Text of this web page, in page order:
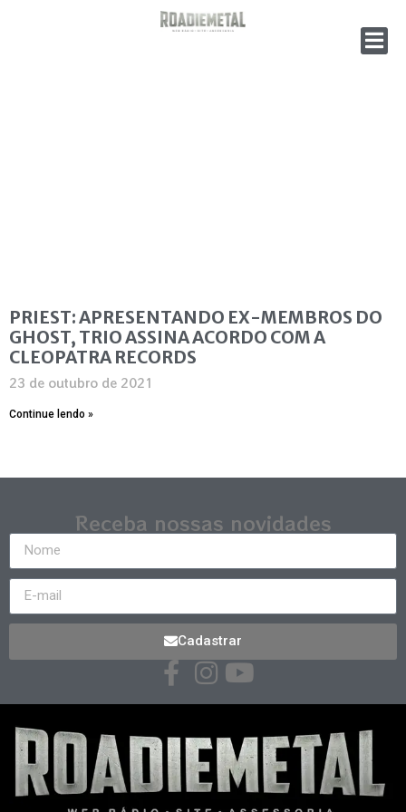
PRIEST: APRESENTANDO EX-MEMBROS DO
GHOST, TRIO ASSINA ACORDO COM A
CLEOPATRA RECORDS
23 de outubro de 2021
Continue lendo »
Receba nossas novidades
Cadastrar